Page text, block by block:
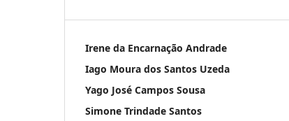
Irene da Encarnação Andrade
Iago Moura dos Santos Uzeda
Yago José Campos Sousa
Simone Trindade Santos